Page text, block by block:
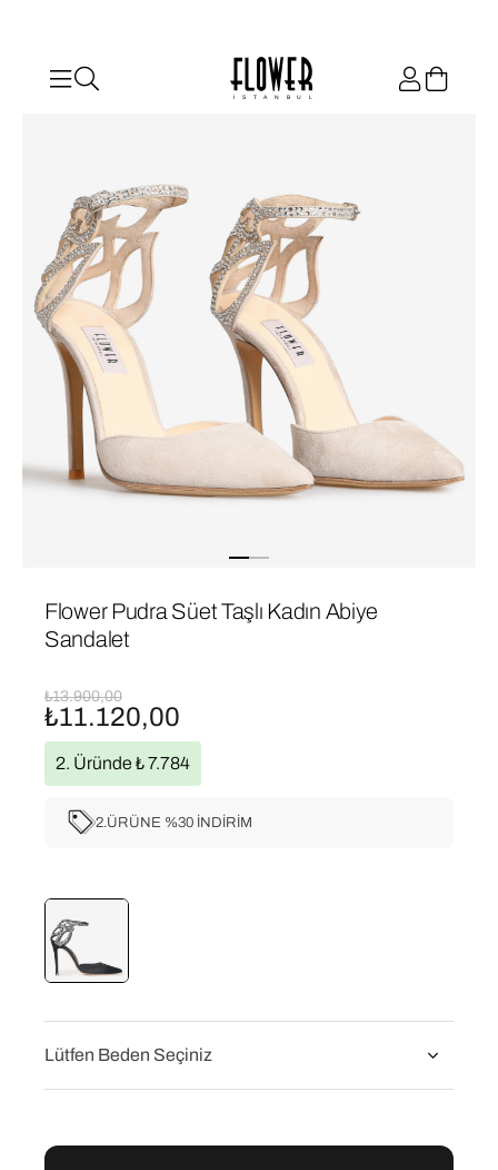
ISTANBUL
Flower Pudra Süet Taşlı Kadın Abiye
Sandalet
₺13.900,00
₺11.120,00
2.ÜRÜNE %30 İNDİRİM
2. Üründe ₺ 7.784
₺11.120,00
₺13.900,00